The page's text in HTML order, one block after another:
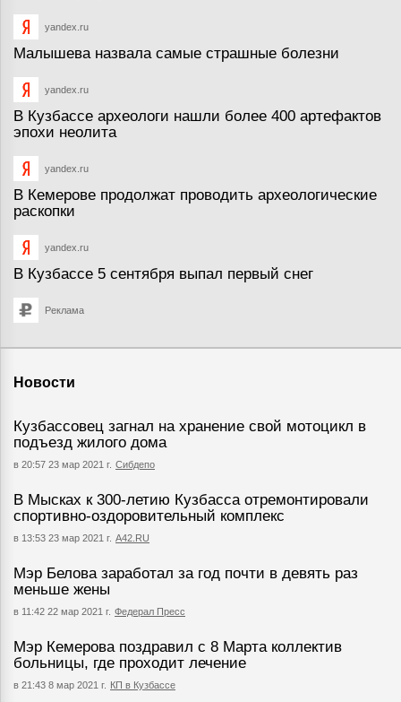
yandex.ru
Малышева назвала самые страшные болезни
yandex.ru
В Кузбассе археологи нашли более 400 артефактов
эпохи неолита
yandex.ru
В Кемерове продолжат проводить археологические
раскопки
yandex.ru
В Кузбассе 5 сентября выпал первый снег
Реклама
Новости
Кузбассовец загнал на хранение свой мотоцикл в
подъезд жилого дома
в 20:57 23 мар 2021 г. Сибдепо
В Мысках к 300-летию Кузбасса отремонтировали
спортивно-оздоровительный комплекс
в 13:53 23 мар 2021 г. А42.RU
Мэр Белова заработал за год почти в девять раз
меньше жены
в 11:42 22 мар 2021 г. Федерал Пресс
Мэр Кемерова поздравил с 8 Марта коллектив
больницы, где проходит лечение
в 21:43 8 мар 2021 г. КП в Кузбассе